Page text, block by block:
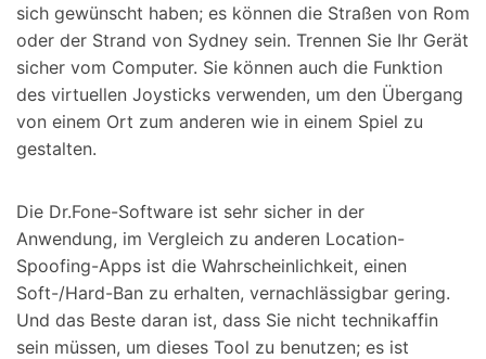
sich gewünscht haben; es können die Straßen von Rom
oder der Strand von Sydney sein. Trennen Sie Ihr Gerät
sicher vom Computer. Sie können auch die Funktion
des virtuellen Joysticks verwenden, um den Übergang
von einem Ort zum anderen wie in einem Spiel zu
gestalten.
Die Dr.Fone-Software ist sehr sicher in der
Anwendung, im Vergleich zu anderen Location-
Spoofing-Apps ist die Wahrscheinlichkeit, einen
Soft-/Hard-Ban zu erhalten, vernachlässigbar gering.
Und das Beste daran ist, dass Sie nicht technikaffin
sein müssen, um dieses Tool zu benutzen; es ist